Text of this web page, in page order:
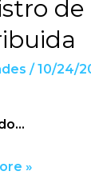
/10/24/
»